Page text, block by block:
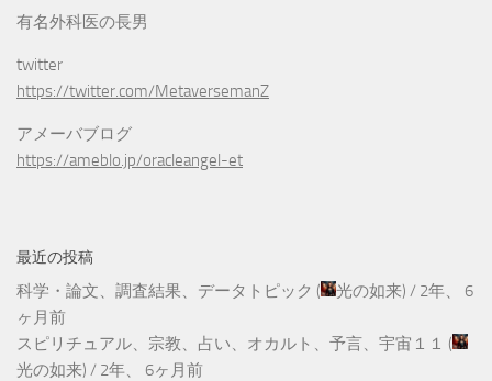
有名外科医の長男
twitter
https://twitter.com/MetaversemanZ
アメーバブログ
https://ameblo.jp/oracleangel-et
最近の投稿
科学・論文、調査結果、データトピック ( 光の如来) / 2年、 6
ヶ月前
スピリチュアル、宗教、占い、オカルト、予言、宇宙１１ (
光の如来) / 2年、 6ヶ月前